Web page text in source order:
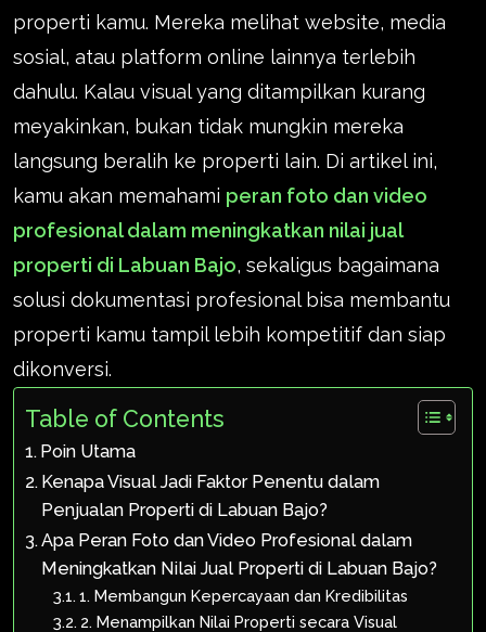
properti kamu. Mereka melihat website, media
sosial, atau platform online lainnya terlebih
dahulu. Kalau visual yang ditampilkan kurang
meyakinkan, bukan tidak mungkin mereka
langsung beralih ke properti lain. Di artikel ini,
kamu akan memahami peran foto dan video
profesional dalam meningkatkan nilai jual
properti di Labuan Bajo, sekaligus bagaimana
solusi dokumentasi profesional bisa membantu
properti kamu tampil lebih kompetitif dan siap
dikonversi.
Table of Contents
Poin Utama
Kenapa Visual Jadi Faktor Penentu dalam
Penjualan Properti di Labuan Bajo?
Apa Peran Foto dan Video Profesional dalam
Meningkatkan Nilai Jual Properti di Labuan Bajo?
1. Membangun Kepercayaan dan Kredibilitas
2. Menampilkan Nilai Properti secara Visual